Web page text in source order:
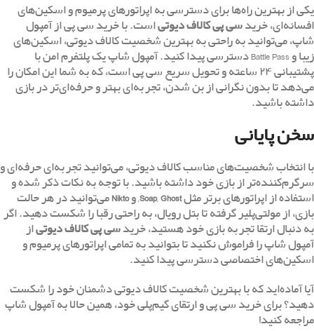
یکی از بهترین راه‌ها برای دسترسی به اپراتورهای پرمیوم و اسکین‌های
افسانه‌ای، خریدسی پی کالاف دیوتیاست. با خرید سی پی از آمپول
شاپ، می‌توانید به راحتی به بهترین شخصیت‌ کالاف دیوتی، اسکین‌های
زیبا و Battle Pass دسترسی پیدا کنید. آمپول شاپ یک پلتفرم امن با
پشتیبانی ۲۴ ساعته و تحویل سریع سی پی است، که به شما این امکان را
می‌دهد تا بدون نگرانی از بن شدن، تجربه‌ای بهتر و حرفه‌ای‌تر در بازی
داشته باشید.
سخن پایانی
با انتخاب شخصیت‌های مناسب کالاف دیوتی، می‌توانید تجربه‌ای حرفه‌ای و
سرگرم‌کننده‌تر از بازی خود داشته باشید. با توجه به نکات ذکر شده و
استفاده از اپراتورهای برتر مثل
Soap,Ghost , وNiktoمی‌توانید در هر حالت
بازی، از مولتی‌پلیر گرفته تا بتل رویال، به راحتی رقبا را شکست دهید. اگر
به دنبال ارتقا تجربه بازی خود هستید، خریدسی پی کالاف دیوتیاز
آمپول شاپ را فراموش نکنید تا بتوانید به تمامی اپراتورهای پرمیوم و
اسکین‌های اختصاصی دسترسی پیدا کنید.
آیا آماده‌اید که با بهترین شخصیت‌ کالاف دیوتی دشمنان خود را شکست
دهید؟ برای خرید سی پی و ارتقای گیم‌پلی خود، همین حالا به آمپول شاپ
مراجعه کنید!